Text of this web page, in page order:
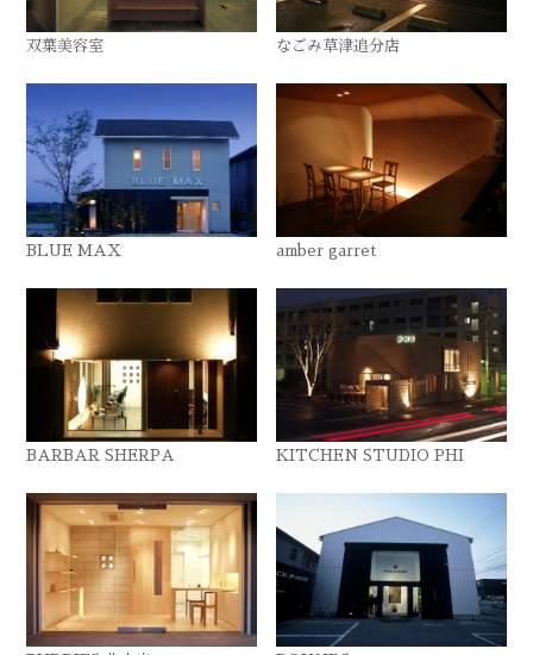
双葉美容室 なごみ草津追分店
BLUE MAX amber garret
BARBAR SHERPA KITCHEN STUDIO PHI